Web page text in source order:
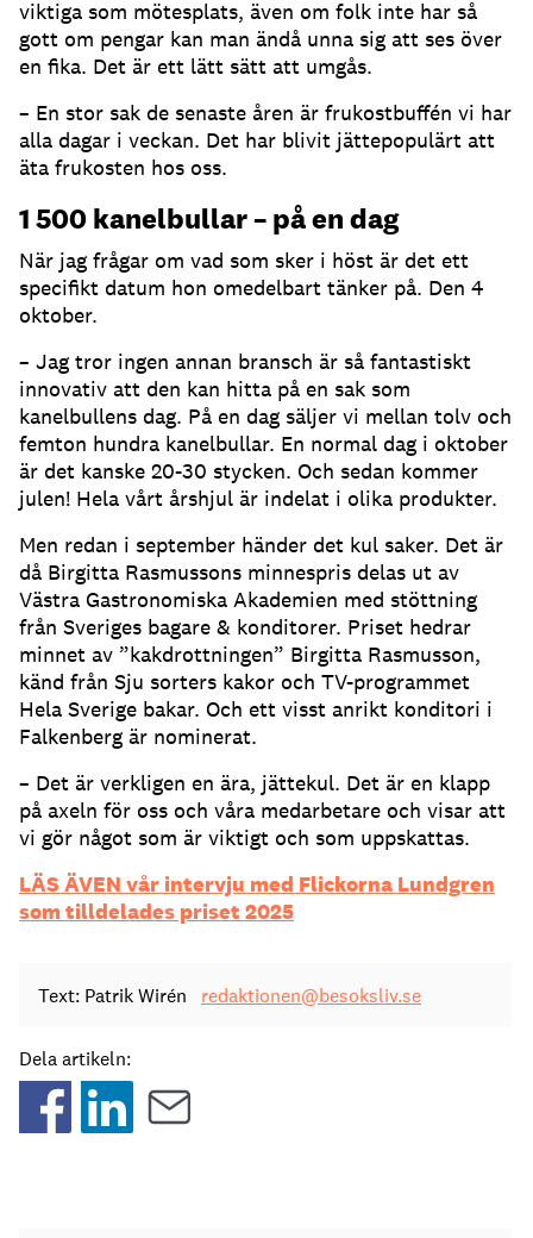
viktiga som mötesplats, även om folk inte har så
gott om pengar kan man ändå unna sig att ses över
en fika. Det är ett lätt sätt att umgås.
– En stor sak de senaste åren är frukostbuffén vi har
alla dagar i veckan. Det har blivit jättepopulärt att
äta frukosten hos oss.
1 500 kanelbullar – på en dag
När jag frågar om vad som sker i höst är det ett
specifikt datum hon omedelbart tänker på. Den 4
oktober.
– Jag tror ingen annan bransch är så fantastiskt
innovativ att den kan hitta på en sak som
kanelbullens dag. På en dag säljer vi mellan tolv och
femton hundra kanelbullar. En normal dag i oktober
är det kanske 20-30 stycken. Och sedan kommer
julen! Hela vårt årshjul är indelat i olika produkter.
Men redan i september händer det kul saker. Det är
då Birgitta Rasmussons minnespris delas ut av
Västra Gastronomiska Akademien med stöttning
från Sveriges bagare & konditorer. Priset hedrar
minnet av ”kakdrottningen” Birgitta Rasmusson,
känd från Sju sorters kakor och TV-programmet
Hela Sverige bakar. Och ett visst anrikt konditori i
Falkenberg är nominerat.
– Det är verkligen en ära, jättekul. Det är en klapp
på axeln för oss och våra medarbetare och visar att
vi gör något som är viktigt och som uppskattas.
LÄS ÄVEN vår intervju med Flickorna Lundgren
som tilldelades priset 2025
Text: Patrik Wirén redaktionen@besoksliv.se
Dela artikeln: